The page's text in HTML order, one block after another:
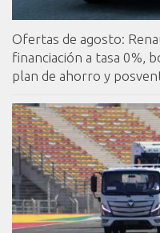
Ofertas de agosto:
financiación a tasa 0%,
plan de ahorro y